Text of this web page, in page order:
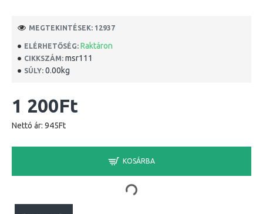
ELÉRHETŐSÉG: Raktáron
CIKKSZÁM: msr111
SÚLY: 0.00kg
MEGTEKINTÉSEK: 12937
1 200Ft
Nettó ár: 945Ft
KOSÁRBA